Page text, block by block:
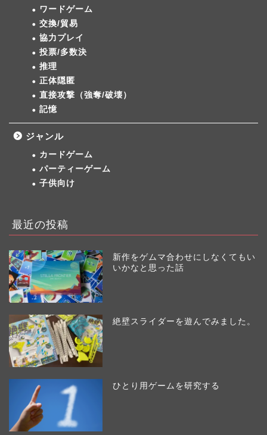
ワードゲーム
交換/貿易
協力プレイ
投票/多数決
推理
正体隠匿
直接攻撃（強奪/破壊）
記憶
ジャンル
カードゲーム
パーティーゲーム
子供向け
最近の投稿
新作をゲムマ合わせにしなくてもい
いかなと思った話
絶壁スライダーを遊んでみました。
ひとり用ゲームを研究する